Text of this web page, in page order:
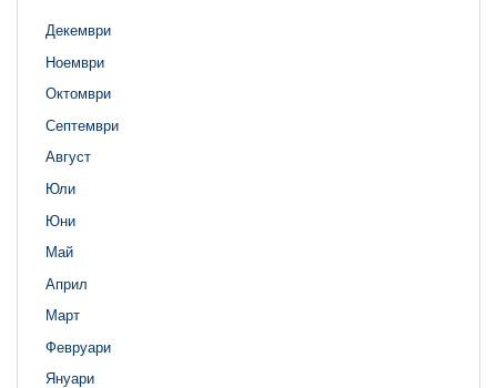
Декември
Ноември
Октомври
Септември
Август
Юли
Юни
Май
Април
Март
Февруари
Януари